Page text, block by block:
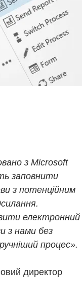
з Microsoft
заповнити
з потенційним
електронний
з нами без
процес».
директор